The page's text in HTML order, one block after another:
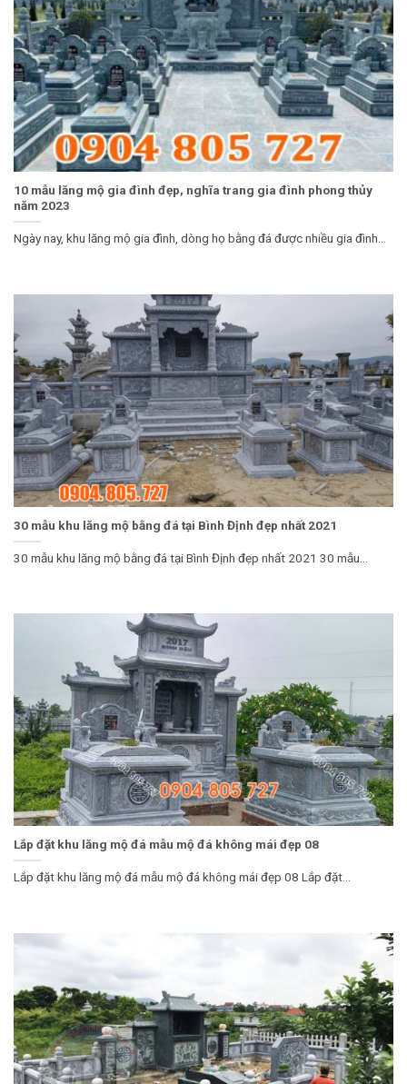
10 mẫu lăng mộ gia đình đẹp, nghĩa trang gia đình phong thủy
năm 2023
Ngày nay, khu lăng mộ gia đình, dòng họ bằng đá được nhiều gia đình...
30 mẫu khu lăng mộ bằng đá tại Bình Định đẹp nhất 2021
30 mẫu khu lăng mộ bằng đá tại Bình Định đẹp nhất 2021 30 mẫu...
Lắp đặt khu lăng mộ đá mẫu mộ đá không mái đẹp 08
Lắp đặt khu lăng mộ đá mẫu mộ đá không mái đẹp 08 Lắp đặt...